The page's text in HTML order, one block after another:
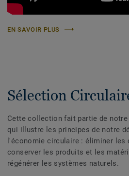
EN SAVOIR PLUS
Sélection
Cette collection fait partie de
qui illustre les principes de notre
l'économie circulaire : éliminer les
conserver les produits et les
régénérer les systèmes naturels.